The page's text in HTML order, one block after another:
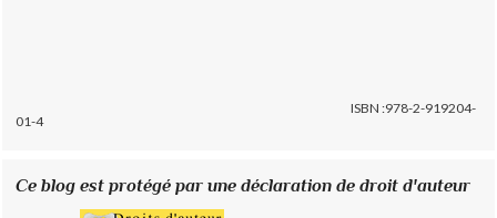
ISBN :978-2-919204-
01-4
Ce blog est protégé par une déclaration de droit d'auteur